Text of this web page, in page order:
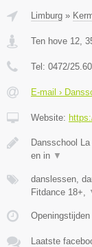
Limburg »
Ten hove 12
Tel: 0472/
E-mail ›
Website:
Dansschool
en in ▼
danslessen,
Fitdance 18+,
Openingstijden
Laatste